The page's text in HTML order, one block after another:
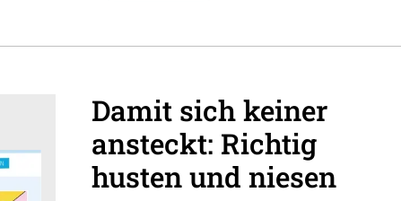
Damit sich keiner
ansteckt: Richtig
husten und niesen